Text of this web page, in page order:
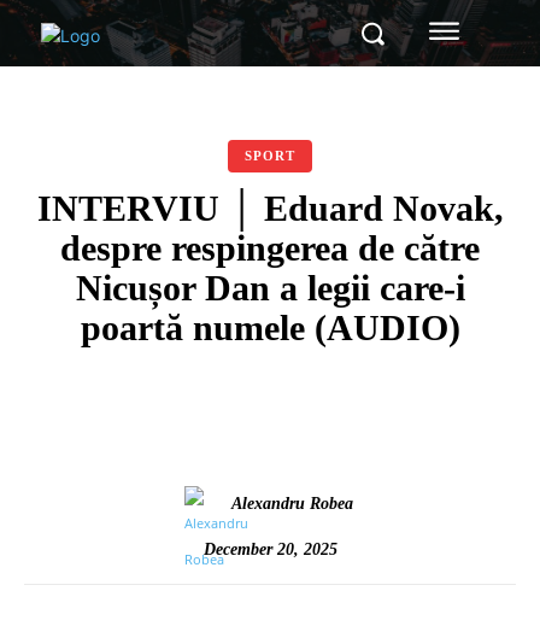
SPORT
INTERVIU │ Eduard Novak,
despre respingerea de către
Nicușor Dan a legii care-i
poartă numele (AUDIO)
Alexandru Robea
December 20, 2025